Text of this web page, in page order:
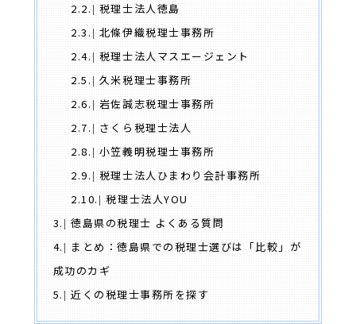
2.2.
税理士法人徳島
2.3.
北條伊織税理士事務所
2.4.
税理士法人マスエージェント
2.5.
久米税理士事務所
2.6.
岩佐誠志税理士事務所
2.7.
さくら税理士法人
2.8.
小笠義明税理士事務所
2.9.
税理士法人ひまわり会計事務所
2.10.
税理士法人YOU
3.
徳島県の税理士 よくある質問
4.
まとめ：徳島県での税理士選びは「比較」が
成功のカギ
5.
近くの税理士事務所を探す